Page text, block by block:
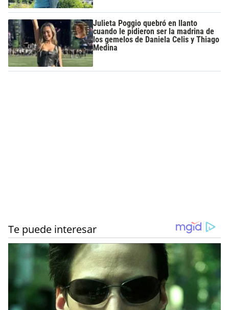
Julieta Poggio quebró en llanto
cuando le pidieron ser la madrina de
los gemelos de Daniela Celis y Thiago
Medina